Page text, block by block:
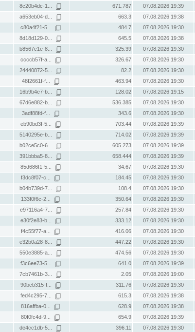
8c20b4dc-1... 671.787
07.08.2026 19:39
a653eb04-d... 663.3
07.08.2026 19:38
c80a4f21-5... 484.7
07.08.2026 19:30
8d18d129-0... 645.5
07.08.2026 19:38
b8567c1e-8... 325.39
07.08.2026 19:30
ccccb57f-a... 326.67
07.08.2026 19:30
24440872-5... 82.2
07.08.2026 19:30
48f2661f-f... 463.94
07.08.2026 19:30
16b9b4e7-b... 128.02
07.08.2026 19:15
67d6e882-b... 536.385
07.08.2026 19:30
3adf88fd-f... 343.6
07.08.2026 19:30
eb90bd3f-5... 703.44
07.08.2026 19:39
5140295e-b... 714.02
07.08.2026 19:39
b02ce5c0-6... 605.273
07.08.2026 19:39
391bbba5-8... 658.444
07.08.2026 19:39
85d686f1-5... 34.67
07.08.2026 19:30
f3dc8f07-c... 184.45
07.08.2026 19:30
b04b739d-7... 108.4
07.08.2026 19:30
133f0f6c-2... 350.64
07.08.2026 19:30
e97116a4-7... 257.84
07.08.2026 19:30
e30f2e83-b... 333.12
07.08.2026 19:30
f4c55f77-a... 416.06
07.08.2026 19:30
e32b0a28-8... 447.22
07.08.2026 19:30
550e3885-a... 474.56
07.08.2026 19:30
f3c6ee73-5... 641.0
07.08.2026 19:39
7cb7461b-3... 2.05
07.08.2026 19:00
90bcb315-f... 311.76
07.08.2026 19:30
fed4c295-7... 615.3
07.08.2026 19:38
816affba-0... 628.9
07.08.2026 19:38
80f0fc4d-9... 654.9
07.08.2026 19:39
de4cc1db-5... 396.11 07.08.2026 19:30